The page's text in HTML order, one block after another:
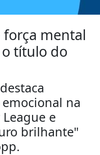
força mental
título do
na
e
brilhante"